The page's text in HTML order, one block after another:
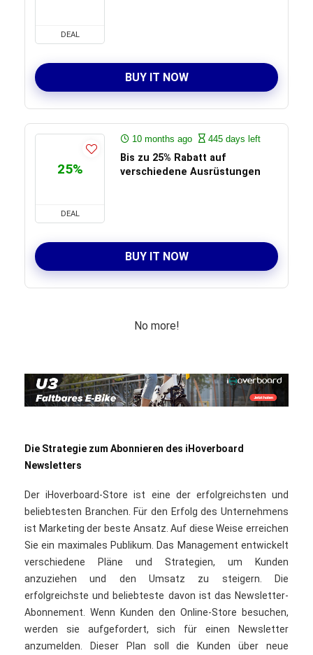
DEAL
BUY IT NOW
25%
DEAL
10 months ago 445 days left
Bis zu 25% Rabatt auf
verschiedene Ausrüstungen
BUY IT NOW
No more!
Die Strategie zum Abonnieren des iHoverboard
Newsletters
Der iHoverboard-Store ist eine der erfolgreichsten und
beliebtesten Branchen. Für den Erfolg des Unternehmens
ist Marketing der beste Ansatz. Auf diese Weise erreichen
Sie ein maximales Publikum. Das Management entwickelt
verschiedene Pläne und Strategien, um Kunden
anzuziehen und den Umsatz zu steigern. Die
erfolgreichste und beliebteste davon ist das Newsletter-
Abonnement. Wenn Kunden den Online-Store besuchen,
werden sie aufgefordert, sich für einen Newsletter
anzumelden. Dieser Plan soll die Kunden über neue